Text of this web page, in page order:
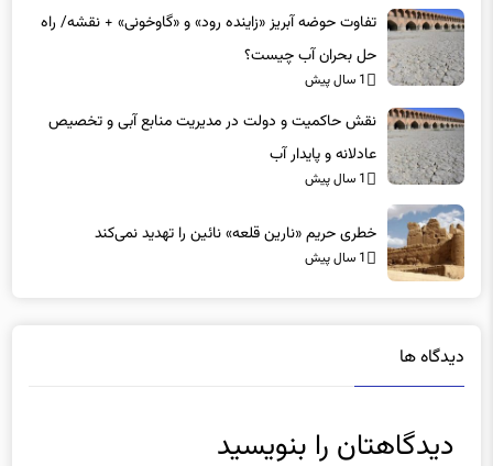
حل بحران آب چیست؟
1 سال پیش
نقش حاکمیت و دولت در مدیریت منابع آبی و تخصیص
عادلانه و پایدار آب
1 سال پیش
1 سال پیش
نشانی ایمیل شما منتشر نخواهد شد.بخش‌های موردنیاز علامت‌گذاری